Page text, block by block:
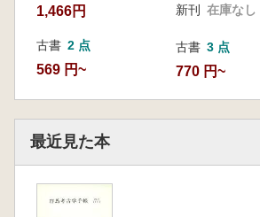
1,466円
古書 2 点
569 円~
新刊 在庫なし
古書 3 点
770 円~
最近見た本